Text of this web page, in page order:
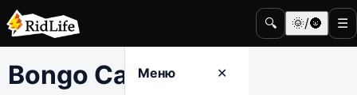
🔍 🌞/🌚 ☰
Меню ✕
Bongo Cat